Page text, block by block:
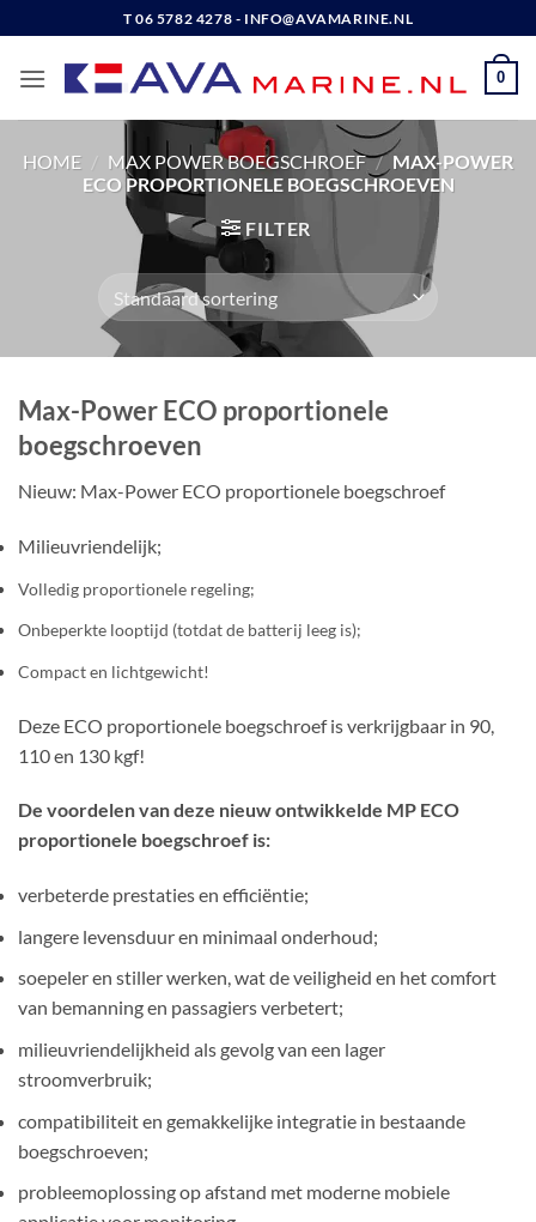
naar
inhoud
T 06 5782 4278 - INFO@AVAMARINE.NL
0
HOME / MAX POWER BOEGSCHROEF / MAX-POWER
ECO PROPORTIONELE BOEGSCHROEVEN
FILTER
Max-Power ECO proportionele
boegschroeven
Nieuw: Max-Power ECO proportionele boegschroef
Milieuvriendelijk;
Volledig proportionele regeling;
Onbeperkte looptijd (totdat de batterij leeg is);
Compact en lichtgewicht!
Deze ECO proportionele boegschroef is verkrijgbaar in 90,
110 en 130 kgf!
De voordelen van deze nieuw ontwikkelde MP ECO
proportionele boegschroef is:
verbeterde prestaties en efficiëntie;
langere levensduur en minimaal onderhoud;
soepeler en stiller werken, wat de veiligheid en het comfort
van bemanning en passagiers verbetert;
milieuvriendelijkheid als gevolg van een lager
stroomverbruik;
compatibiliteit en gemakkelijke integratie in bestaande
boegschroeven;
probleemoplossing op afstand met moderne mobiele